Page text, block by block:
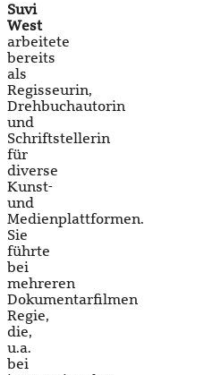
Suvi
West
arbeitete
bereits
als
Regisseurin,
Drehbuchautorin
und
Schriftstellerin
für
diverse
Kunst-
und
Medienplattformen.
Sie
führte
bei
mehreren
Dokumentarfilmen
Regie,
die,
u.a.
bei